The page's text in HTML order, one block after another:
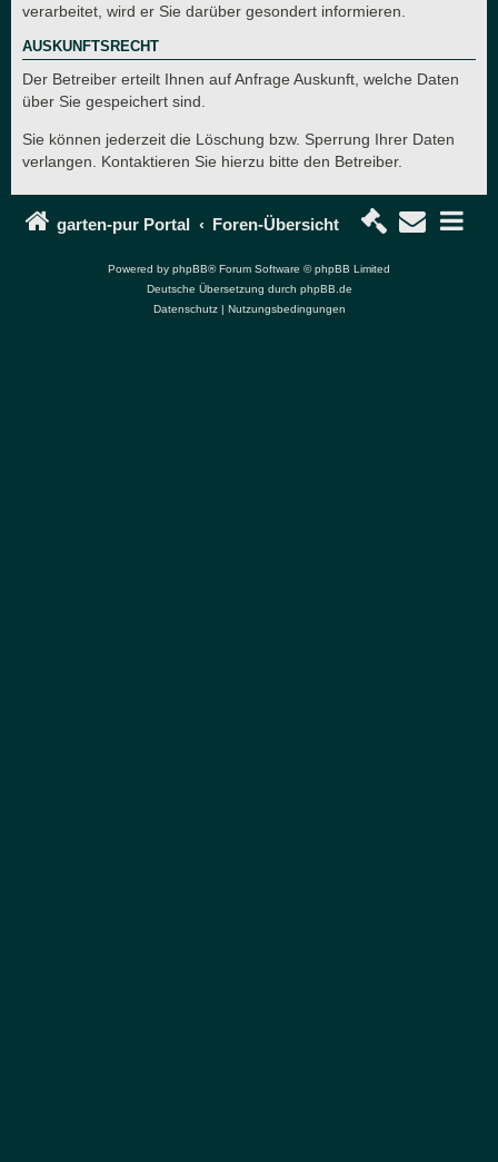
verarbeitet, wird er Sie darüber gesondert informieren.
AUSKUNFTSRECHT
Der Betreiber erteilt Ihnen auf Anfrage Auskunft, welche Daten
über Sie gespeichert sind.
Sie können jederzeit die Löschung bzw. Sperrung Ihrer Daten
verlangen. Kontaktieren Sie hierzu bitte den Betreiber.
garten-pur Portal Foren-Übersicht
Powered by phpBB® Forum Software © phpBB Limited
Deutsche Übersetzung durch phpBB.de
Datenschutz| Nutzungsbedingungen